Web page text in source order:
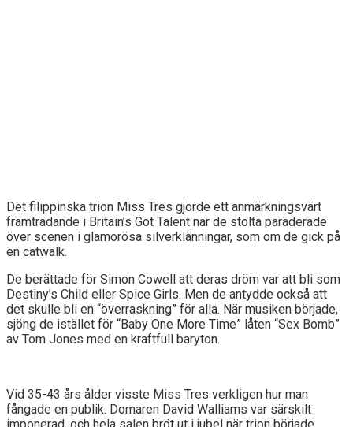
Det filippinska trion Miss Tres gjorde ett anmärkningsvärt
framträdande i Britain’s Got Talent när de stolta paraderade
över scenen i glamorösa silverklänningar, som om de gick på
en catwalk.
De berättade för Simon Cowell att deras dröm var att bli som
Destiny’s Child eller Spice Girls. Men de antydde också att
det skulle bli en “överraskning” för alla. När musiken började,
sjöng de istället för “Baby One More Time” låten “Sex Bomb”
av Tom Jones med en kraftfull baryton.
Vid 35-43 års ålder visste Miss Tres verkligen hur man
fångade en publik. Domaren David Walliams var särskilt